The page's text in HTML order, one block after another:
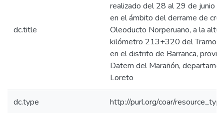
dc.title
realizado del 28 al 29 de junio
en el ámbito del derrame de
Oleoducto Norperuano, a la
kilómetro 213+320 del Tramo I,
en el distrito de Barranca,
Datem del Marañón,
Loreto
dc.type http://purl.org/coar/